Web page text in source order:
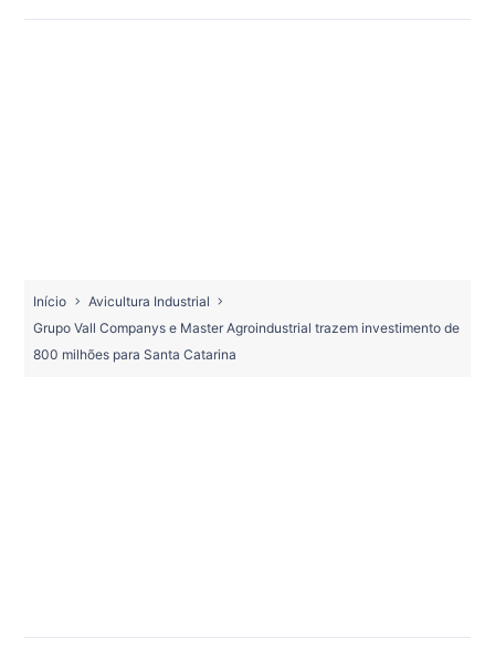
Início
Avicultura Industrial
Grupo Vall Companys e Master Agroindustrial trazem investimento de
800 milhões para Santa Catarina